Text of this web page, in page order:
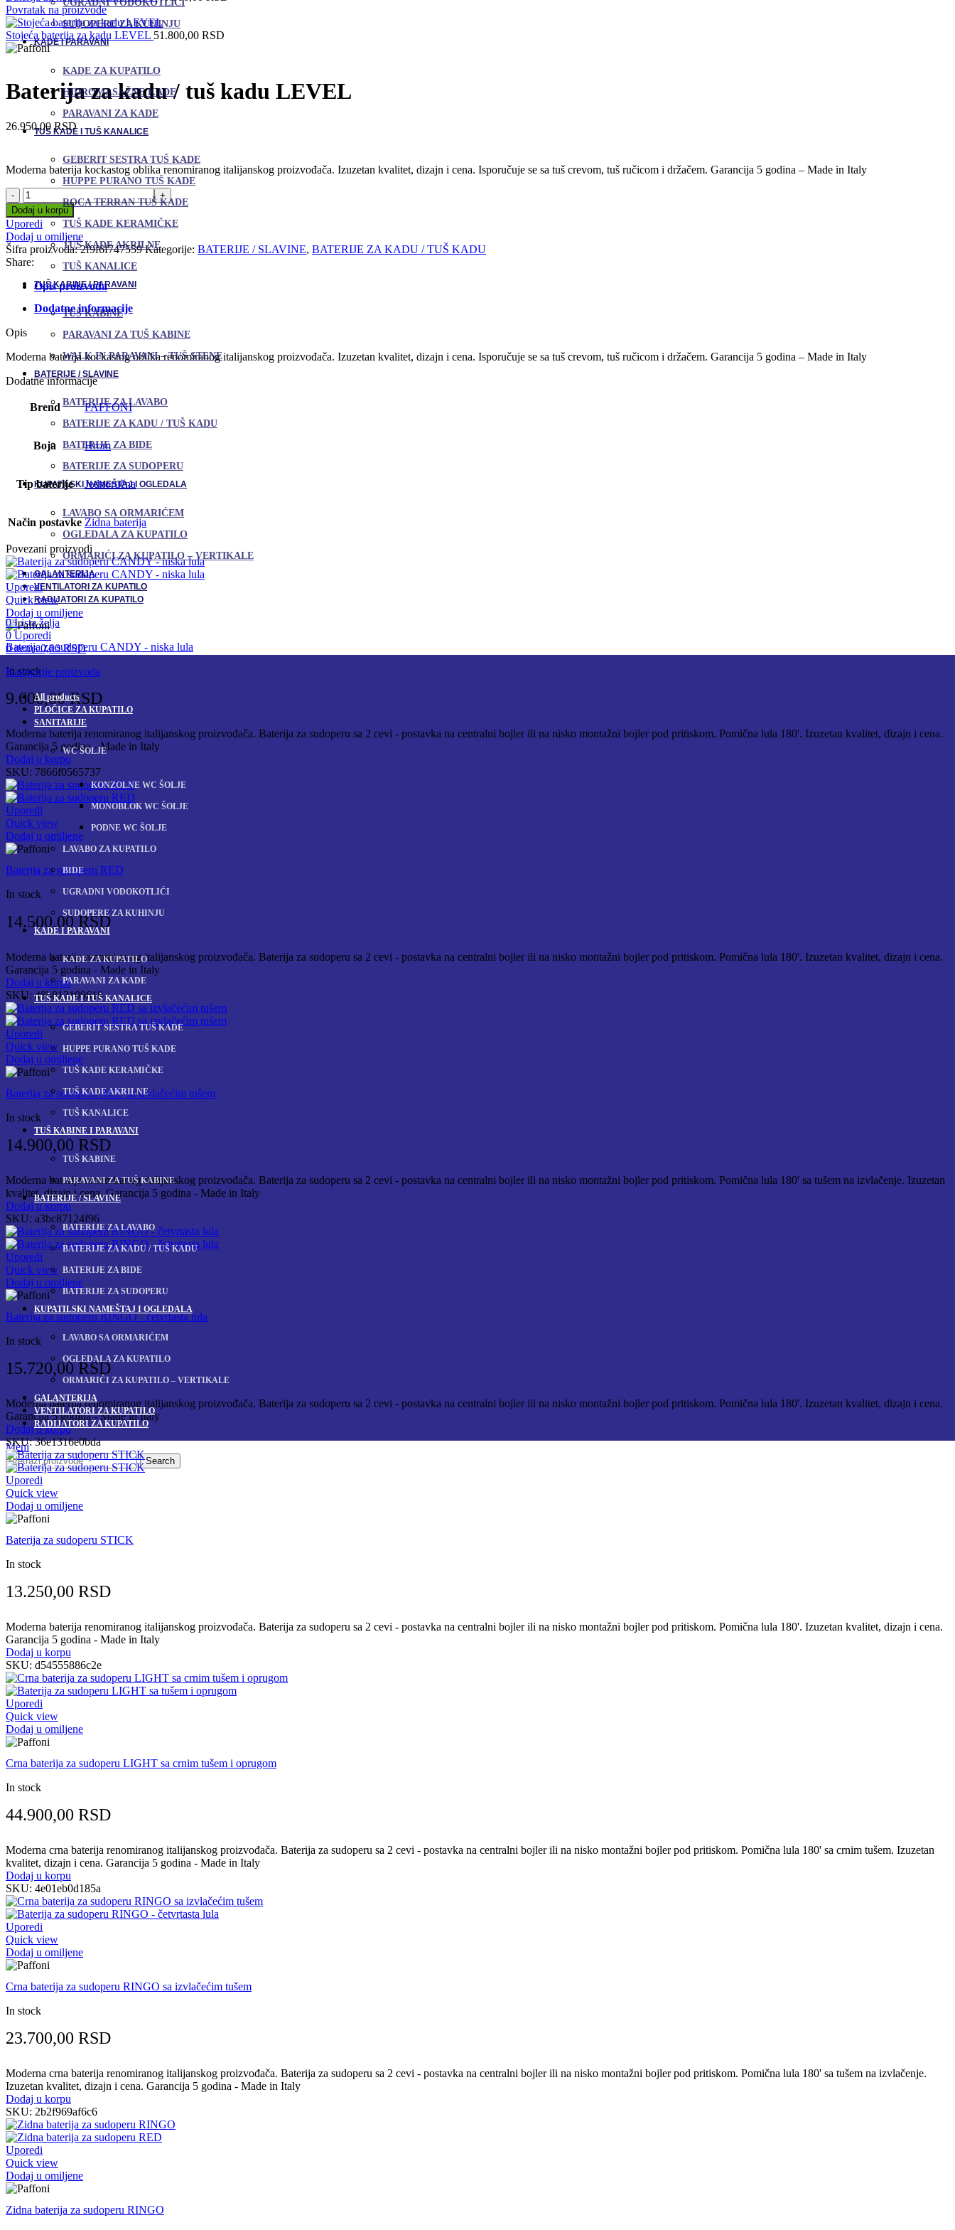
UGRADNI VODOKOTLIĆI
SUDOPERE ZA KUHINJU
KADE I PARAVANI
KADE ZA KUPATILO
HIDROMASAŽNE KADE
PARAVANI ZA KADE
TUŠ KADE I TUŠ KANALICE
GEBERIT SESTRA TUŠ KADE
HUPPE PURANO TUŠ KADE
ROCA TERRAN TUŠ KADE
TUŠ KADE KERAMIČKE
TUŠ KADE AKRILNE
TUŠ KANALICE
TUŠ KABINE I PARAVANI
TUŠ KABINE
PARAVANI ZA TUŠ KABINE
WALK IN PARAVANI – TUŠ STENE
BATERIJE / SLAVINE
BATERIJE ZA LAVABO
BATERIJE ZA KADU / TUŠ KADU
BATERIJE ZA BIDE
BATERIJE ZA SUDOPERU
KUPATILSKI NAMEŠTAJ I OGLEDALA
LAVABO SA ORMARIĆEM
OGLEDALA ZA KUPATILO
ORMARIĆI ZA KUPATILO – VERTIKALE
GALANTERIJA
VENTILATORI ZA KUPATILO
RADIJATORI ZA KUPATILO
0Lista želja
0 Uporedi
0items 0,00RSD
Kategorije proizvoda
All products
PLOČICE ZA KUPATILO
SANITARIJE
WC ŠOLJE
KONZOLNE WC ŠOLJE
MONOBLOK WC ŠOLJE
PODNE WC ŠOLJE
LAVABO ZA KUPATILO
BIDE
UGRADNI VODOKOTLIĆI
SUDOPERE ZA KUHINJU
KADE I PARAVANI
KADE ZA KUPATILO
PARAVANI ZA KADE
TUŠ KADE I TUŠ KANALICE
GEBERIT SESTRA TUŠ KADE
HUPPE PURANO TUŠ KADE
TUŠ KADE KERAMIČKE
TUŠ KADE AKRILNE
TUŠ KANALICE
TUŠ KABINE I PARAVANI
TUŠ KABINE
PARAVANI ZA TUŠ KABINE
BATERIJE / SLAVINE
BATERIJE ZA LAVABO
BATERIJE ZA KADU / TUŠ KADU
BATERIJE ZA BIDE
BATERIJE ZA SUDOPERU
KUPATILSKI NAMEŠTAJ I OGLEDALA
LAVABO SA ORMARIĆEM
OGLEDALA ZA KUPATILO
ORMARIĆI ZA KUPATILO – VERTIKALE
GALANTERIJA
VENTILATORI ZA KUPATILO
RADIJATORI ZA KUPATILO
Meni
Search
Povratak na proizvode
Stojeća baterija za kadu LEVEL 51.800,00 RSD
Baterija za kadu / tuš kadu LEVEL
26.950,00RSD
Moderna baterija kockastog oblika renomiranog italijanskog proizvođača. Izuzetan kvalitet, dizajn i cena. Isporučuje se sa tuš crevom, tuš ručicom i držačem. Garancija 5 godina – Made in Italy
Baterija
za
kadu
/
tuš
kadu
LEVEL
količina
Dodaj u korpu
Uporedi
Dodaj u omiljene
Šifra proizvoda:2f9f6f747559Kategorije: BATERIJE / SLAVINE, BATERIJE ZA KADU / TUŠ KADU
Share:
Opis proizvoda
Dodatne informacije
Opis
Moderna baterija kockastog oblika renomiranog italijanskog proizvođača. Izuzetan kvalitet, dizajn i cena. Isporučuje se sa tuš crevom, tuš ručicom i držačem. Garancija 5 godina – Made in Italy
Dodatne informacije
Brend PAFFONI
Boja Hrom
Tip baterije Jednoručna
Način postavke Zidna baterija
Povezani proizvodi
Uporedi
Quick view
Dodaj u omiljene
Baterija za sudoperu CANDY - niska lula
In stock
9.600,00RSD
Moderna baterija renomiranog italijanskog proizvođača. Baterija za sudoperu sa 2 cevi - postavka na centralni bojler ili na nisko montažni bojler pod pritiskom. Pomična lula 180'. Izuzetan kvalitet, dizajn i cena.
Garancija 5 godina - Made in Italy
Dodaj u korpu
SKU: 7866f0565737
Uporedi
Quick view
Dodaj u omiljene
Baterija za sudoperu RED
In stock
14.500,00RSD
Moderna baterija renomiranog italijanskog proizvođača. Baterija za sudoperu sa 2 cevi - postavka na centralni bojler ili na nisko montažni bojler pod pritiskom. Pomična lula 180'. Izuzetan kvalitet, dizajn i cena.
Garancija 5 godina - Made in Italy
Dodaj u korpu
SKU:48b812109618
Uporedi
Quick view
Dodaj u omiljene
Baterija za sudoperu RED sa izvlačećim tušem
In stock
14.900,00 RSD
Moderna baterija renomiranog italijanskog proizvođača. Baterija za sudoperu sa 2 cevi - postavka na centralni bojler ili na nisko montažni bojler pod pritiskom. Pomična lula 180' sa tušem na izvlačenje. Izuzetan
kvalitet, dizajn i cena. Garancija 5 godina - Made in Italy
Dodaj u korpu
SKU: a3bc87124f96
Uporedi
Quick view
Dodaj u omiljene
Baterija za sudoperu RINGO - četvrtasta lula
In stock
15.720,00 RSD
Moderna baterija renomiranog italijanskog proizvođača. Baterija za sudoperu sa 2 cevi - postavka na centralni bojler ili na nisko montažni bojler pod pritiskom. Pomična lula 180'. Izuzetan kvalitet, dizajn i cena.
Garancija 5 godina - Made in Italy
Dodaj u korpu
SKU:36e1316e0bda
Uporedi
Quick view
Dodaj u omiljene
Baterija za sudoperu STICK
In stock
13.250,00 RSD
Moderna baterija renomiranog italijanskog proizvođača. Baterija za sudoperu sa 2 cevi - postavka na centralni bojler ili na nisko montažni bojler pod pritiskom. Pomična lula 180'. Izuzetan kvalitet, dizajn i cena.
Garancija 5 godina - Made in Italy
Dodaj u korpu
SKU: d54555886c2e
Uporedi
Quick view
Dodaj u omiljene
Crna baterija za sudoperu LIGHT sa crnim tušem i oprugom
In stock
44.900,00 RSD
Moderna crna baterija renomiranog italijanskog proizvođača. Baterija za sudoperu sa 2 cevi - postavka na centralni bojler ili na nisko montažni bojler pod pritiskom. Pomična lula 180' sa crnim tušem. Izuzetan
kvalitet, dizajn i cena. Garancija 5 godina - Made in Italy
Dodaj u korpu
SKU: 4e01eb0d185a
Uporedi
Quick view
Dodaj u omiljene
Crna baterija za sudoperu RINGO sa izvlačećim tušem
In stock
23.700,00 RSD
Moderna crna baterija renomiranog italijanskog proizvođača. Baterija za sudoperu sa 2 cevi - postavka na centralni bojler ili na nisko montažni bojler pod pritiskom. Pomična lula 180' sa tušem na izvlačenje.
Izuzetan kvalitet, dizajn i cena. Garancija 5 godina - Made in Italy
Dodaj u korpu
SKU: 2b2f969af6c6
Uporedi
Quick view
Dodaj u omiljene
Zidna baterija za sudoperu RINGO